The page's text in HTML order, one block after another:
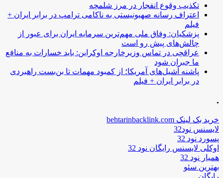
تکذیب وقوع انفجار در مرز شلمچه
اعتراف رسانه صهیونیستی به ناکامی ترامپ در برابر ایران +
فیلم
پزشکیان: وفاق ملی مهم‌ترین سرمایه ایران برای عبور از
چالش‌های پیش رو است
عراقچی در تماس وزیرخارجه اوکراین: باید خسارات به منافع
ما جبران شود
پاشنه آشیل‌های آمریکا؛ از کمبود مهمات تا بن‌بست راهبردی
در برابر ایران + فیلم
.
خرید بک لینک behtarinbacklink.com
لایسنس نود32
پسورد نود 32
اوکلی لایسنس رایگان نود 32
همیار نود 32
بهترین سئو